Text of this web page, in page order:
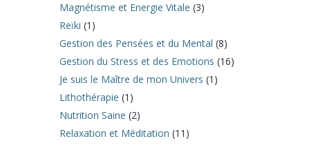
Magnétisme et Energie Vitale (3)
Reïki (1)
Gestion des Pensées et du Mental (8)
Gestion du Stress et des Emotions (16)
Je suis le Maître de mon Univers (1)
Lithothérapie (1)
Nutrition Saine (2)
Relaxation et Méditation (11)